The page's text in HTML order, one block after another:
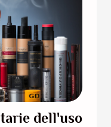
dell'uso